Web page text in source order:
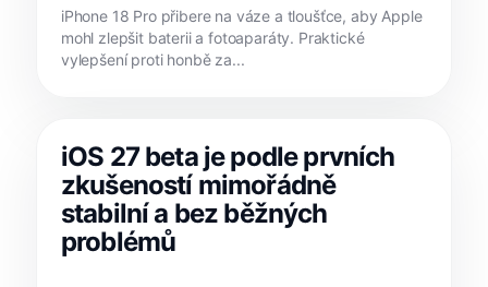
iPhone 18 Pro přibere na váze a tloušťce, aby Apple
mohl zlepšit baterii a fotoaparáty. Praktické
vylepšení proti honbě za...
iOS 27 beta je podle prvních
zkušeností mimořádně
stabilní a bez běžných
problémů